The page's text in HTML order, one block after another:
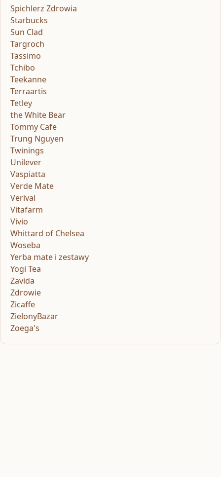
Spichlerz Zdrowia
Starbucks
Sun Clad
Targroch
Tassimo
Tchibo
Teekanne
Terraartis
Tetley
the White Bear
Tommy Cafe
Trung Nguyen
Twinings
Unilever
Vaspiatta
Verde Mate
Verival
Vitafarm
Vivio
Whittard of Chelsea
Woseba
Yerba mate i zestawy
Yogi Tea
Zavida
Zdrowie
Zicaffe
ZielonyBazar
Zoega's